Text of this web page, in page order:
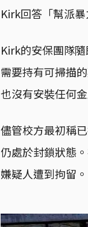
Kirk回答「幫派
Kirk的安保團隊
需要持有可掃描
也沒有安裝任何
儘管校方最初稱
仍處於封鎖狀態
嫌疑人遭到拘留。